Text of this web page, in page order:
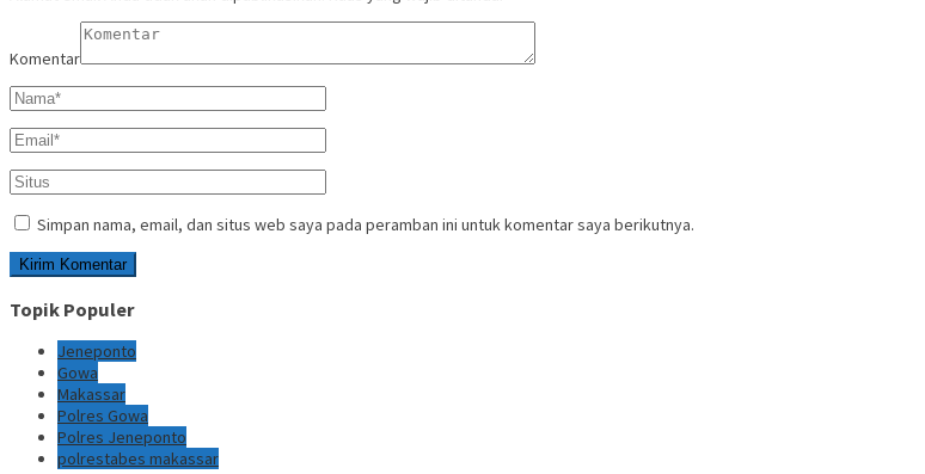
Komentar
Simpan nama, email, dan situs web saya pada peramban ini untuk komentar saya berikutnya.
Topik Populer
Jeneponto
Gowa
Makassar
Polres Gowa
Polres Jeneponto
polrestabes makassar